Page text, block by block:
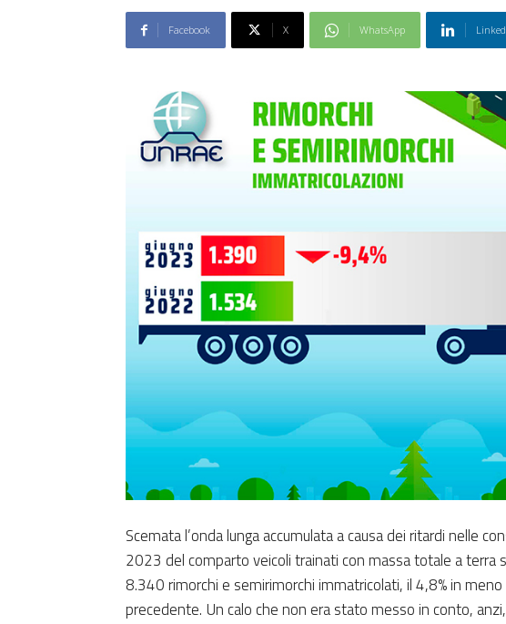
Facebook X WhatsApp
Scemata l’onda lunga accumulata a causa dei ritardi nelle
2023 del comparto veicoli trainati con massa totale a terra
8.340 rimorchi e semirimorchi immatricolati, il 4,8% in
precedente. Un calo che non era stato messo in conto, anzi,